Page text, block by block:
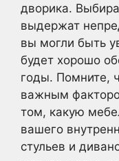
дворика.
выдержат
вы могли быть
будет хорошо
годы. Помните,
важным
том, какую
вашего
стульев и